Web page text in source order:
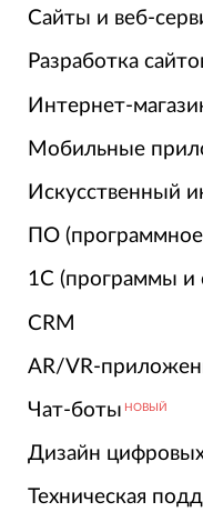
Сайты и веб-
Разработка
Интернет-
Мобильные
Искусственный
ПО
1С (программы и
CRM
AR/VR-
Чат-боты НОВЫЙ
Дизайн
Техническая